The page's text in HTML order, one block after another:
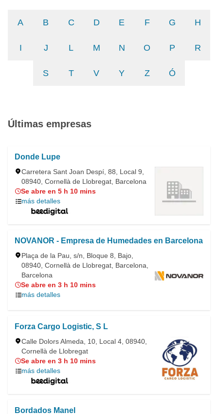
A B C D E F G H
I J L M N O P R
S T V Y Z Ó
Últimas empresas
Donde Lupe
Carretera Sant Joan Despí, 88, Local 9,
08940, Cornellà de Llobregat, Barcelona
Se abre en 5 h 10 mins
más detalles
NOVANOR - Empresa de Humedades en Barcelona
Plaça de la Pau, s/n, Bloque 8, Bajo,
08940, Cornellà de Llobregat, Barcelona,
Barcelona
Se abre en 3 h 10 mins
más detalles
Forza Cargo Logistic, S L
Calle Dolors Almeda, 10, Local 4, 08940,
Cornellà de Llobregat
Se abre en 3 h 10 mins
más detalles
Bordados Manel